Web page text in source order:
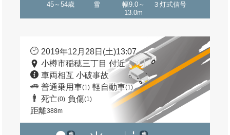
45～54歳 雪
幅9.0～
13.0m
３灯式信号
2019年12月28日(土)13:07
小樽市稲穂三丁目 付近
車両相互 小破事故
普通乗用車(1) 軽自動車(1)
死亡(0) 負傷(1)
距離388m
他 他